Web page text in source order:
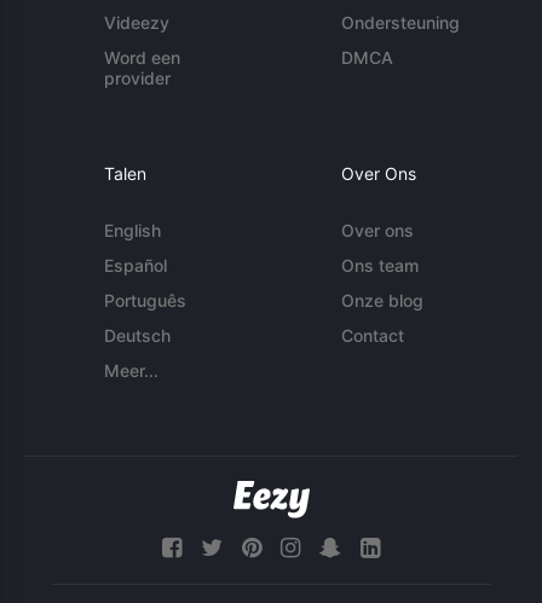
Videezy
Word een
provider
Ondersteuning
DMCA
Talen
English
Español
Português
Deutsch
Meer...
Over Ons
Over ons
Ons team
Onze blog
Contact